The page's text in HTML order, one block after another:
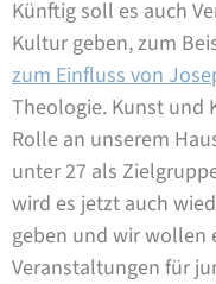
Künftig soll es auch
Kultur geben, zum
zum Einfluss von
Theologie. Kunst und
Rolle an unserem
unter 27 als
wird es jetzt auch
geben und wir wollen
Veranstaltungen für